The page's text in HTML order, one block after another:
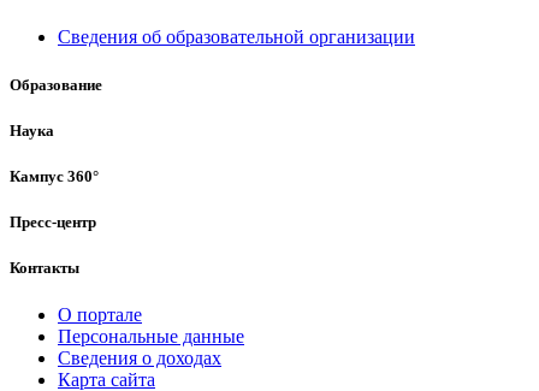
Сведения об образовательной организации
Образование
Наука
Кампус 360°
Пресс-центр
Контакты
О портале
Персональные данные
Сведения о доходах
Карта сайта